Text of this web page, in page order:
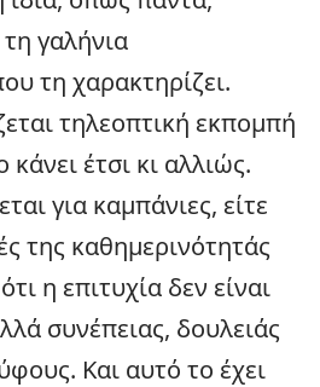
γαλήνια
τη χαρακτηρίζει.
τηλεοπτική εκπομπή
κάνει έτσι κι αλλιώς.
για καμπάνιες, είτε
της καθημερινότητάς
η επιτυχία δεν είναι
συνέπειας, δουλειάς
Και αυτό το έχει